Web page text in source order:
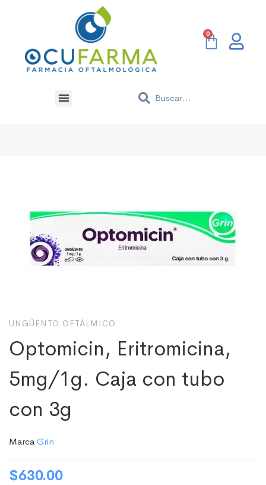
UNGÜENTO OFTÁLMICO
Optomicin, Eritromicina,
5mg/1g. Caja con tubo
con 3g
Marca Grin
$630.00